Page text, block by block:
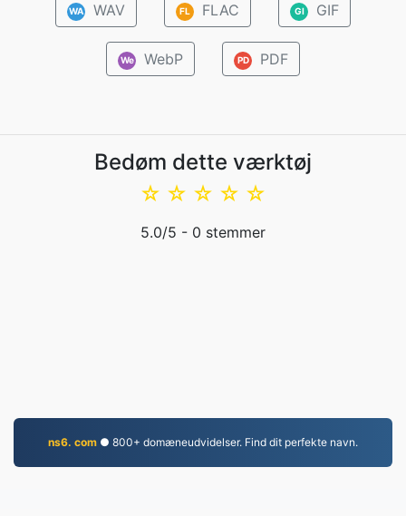
WA WAV FL FLAC GI GIF
We WebP PD PDF
Bedøm dette værktøj
☆
☆
☆
☆
☆
5.0/5 - 0 stemmer
ns6. com ● 800+ domæneudvidelser. Find dit perfekte navn.